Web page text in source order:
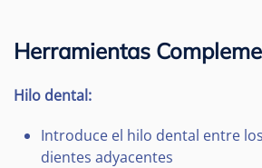
Herramientas
Hilo dental:
Introduce el hilo dental entre
dientes adyacentes